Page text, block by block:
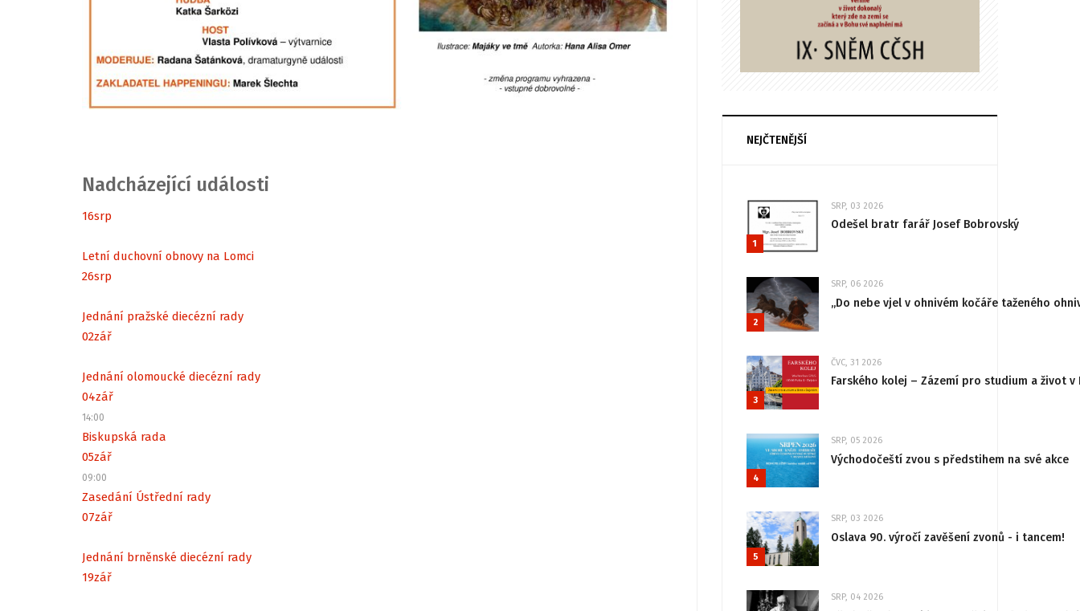
Nadcházející události
16srp
Letní duchovní obnovy na Lomci
26srp
Jednání pražské diecézní rady
02zář
Jednání olomoucké diecézní rady
04zář
14:00
Biskupská rada
05zář
09:00
Zasedání Ústřední rady
07zář
Jednání brněnské diecézní rady
19zář
NEJČTENĚJŠÍ
1
SRP, 03 2026
Odešel bratr farář Josef Bobrovský
2
SRP, 06 2026
„Do nebe vjel v ohnivém kočáře taženého
3
ČVC, 31 2026
Farského kolej – Zázemí pro studium a život v
4
SRP, 05 2026
Východočeští zvou s předstihem na své akce
5
SRP, 03 2026
Oslava 90. výročí zavěšení zvonů - i tancem!
SRP, 04 2026